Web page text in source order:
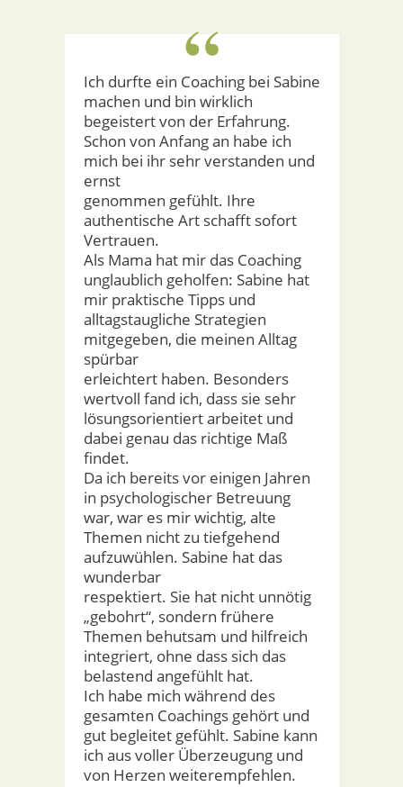
“
Ich durfte ein Coaching bei Sabine
machen und bin wirklich
begeistert von der Erfahrung.
Schon von Anfang an habe ich
mich bei ihr sehr verstanden und
ernst
genommen gefühlt. Ihre
authentische Art schafft sofort
Vertrauen.
Als Mama hat mir das Coaching
unglaublich geholfen: Sabine hat
mir praktische Tipps und
alltagstaugliche Strategien
mitgegeben, die meinen Alltag
spürbar
erleichtert haben. Besonders
wertvoll fand ich, dass sie sehr
lösungsorientiert arbeitet und
dabei genau das richtige Maß
findet.
Da ich bereits vor einigen Jahren
in psychologischer Betreuung
war, war es mir wichtig, alte
Themen nicht zu tiefgehend
aufzuwühlen. Sabine hat das
wunderbar
respektiert. Sie hat nicht unnötig
„gebohrt“, sondern frühere
Themen behutsam und hilfreich
integriert, ohne dass sich das
belastend angefühlt hat.
Ich habe mich während des
gesamten Coachings gehört und
gut begleitet gefühlt. Sabine kann
ich aus voller Überzeugung und
von Herzen weiterempfehlen.